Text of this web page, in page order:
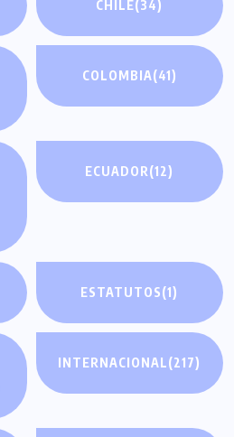
CHILE(34)
COLOMBIA(41)
ECUADOR(12)
ESTATUTOS(1)
INTERNACIONAL(217)